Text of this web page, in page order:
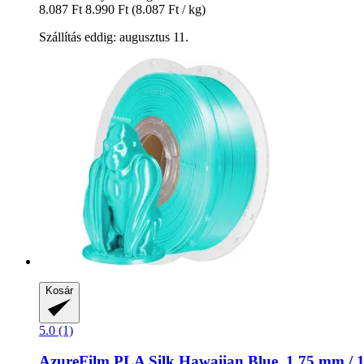
8.087 Ft 8.990 Ft (8.087 Ft / kg)
Szállítás eddig: augusztus 11.
Kosár
5.0 (1)